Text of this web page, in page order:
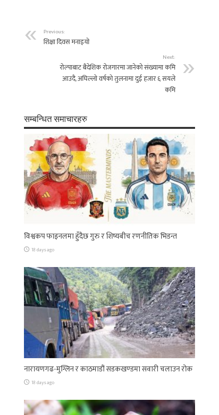
Previous:
शिक्षा दिवस मनाइयो
Next:
रोल्पाबाट बैदेशिक रोजगारमा जानेको संख्यामा कमि
आउदै, अघिल्लो वर्षको तुलनामा दुई हजार ६ सयले
कमि
सम्बन्धित समाचारहरु
विश्वकप फाइनलमा हुँदैछ गुरु र शिष्यबीच रणनीतिक भिडन्त
18 days ago
नारायणगढ-मुग्लिन र काठमाडौं सडकखण्डमा सवारी चलाउन रोक
18 days ago